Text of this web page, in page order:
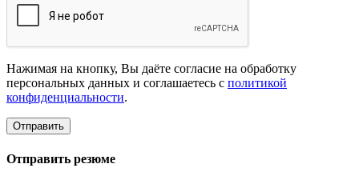
Нажимая на кнопку, Вы даёте согласие на обработку
персональных данных и соглашаетесь с политикой
конфиденциальности.
Отправить
Отправить резюме